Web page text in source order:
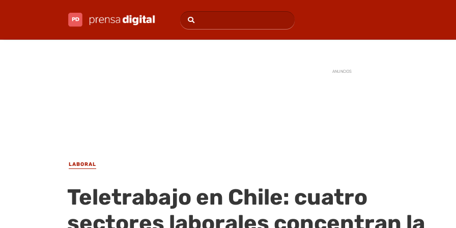
ANUNCIOS
LABORAL
Teletrabajo en Chile: cuatro